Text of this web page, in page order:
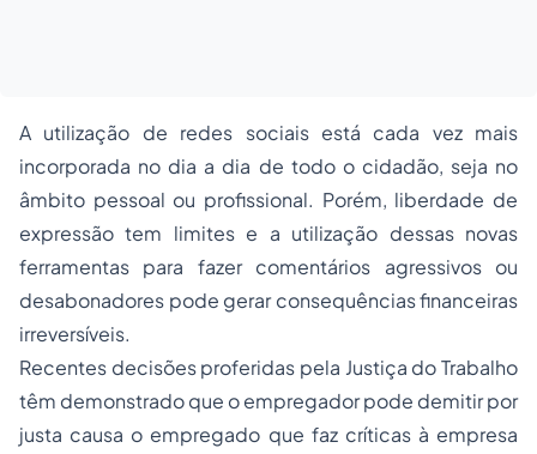
A utilização de redes sociais está cada vez mais
incorporada no dia a dia de todo o cidadão, seja no
âmbito pessoal ou profissional. Porém, liberdade de
expressão tem limites e a utilização dessas novas
ferramentas para fazer comentários agressivos ou
desabonadores pode gerar consequências financeiras
irreversíveis.
Recentes decisões proferidas pela Justiça do Trabalho
têm demonstrado que oempregador pode demitir por
justa causa o empregado que faz críticas à empresa